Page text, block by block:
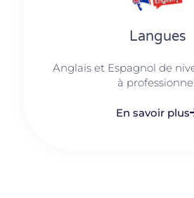
Langues
Anglais et Espagnol de
à
En savoir plus